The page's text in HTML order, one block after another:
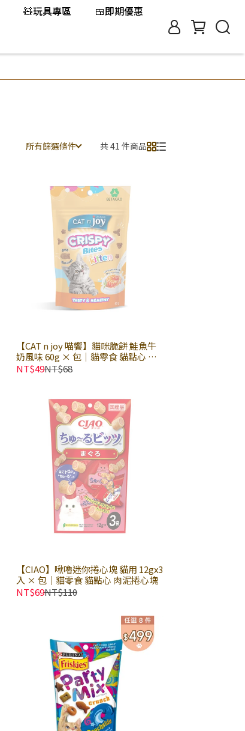
🧸玩具專區
🍱即期優惠
所有篩選條件 共 41 件商品
【CAT n joy 喵饗】貓咪脆餅 鮭魚牛
奶風味 60g × 包｜貓零食 貓點心 貓
脆餅
NT$49NT$68
【CIAO】啾嚕迷你捲心塊 貓用 12gx3
入 × 包｜貓零食 貓點心 肉泥捲心塊
NT$69NT$110